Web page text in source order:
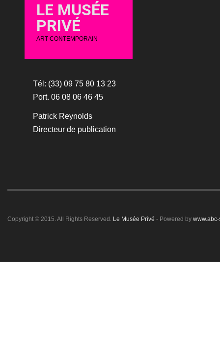
LE MUSÉE
PRIVÉ
ART CONTEMPORAIN
Tél: (33) 09 75 80 13 23
Port. 06 08 06 46 45
Patrick Reynolds
Directeur de publication
Copyright © 2015. All Rights Reserved. Le Musée Privé - Powered by